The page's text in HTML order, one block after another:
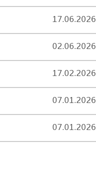
17.06.2026
02.06.2026
17.02.2026
07.01.2026
07.01.2026